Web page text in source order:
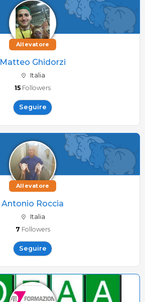
Allevatore
Matteo Ghidorzi
Italia
15 Followers
Seguire
Allevatore
Antonio Roccia
Italia
7 Followers
Seguire